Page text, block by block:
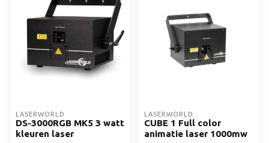
LASERWORLD
DS-3000RGB MK5 3 watt
kleuren laser
LASERWORLD
CUBE 1 Full color
animatie laser 1000mw